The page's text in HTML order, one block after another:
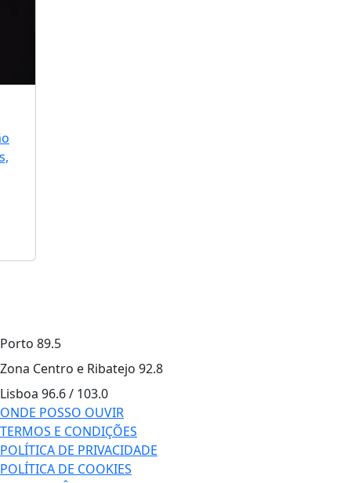
Porto 89.5
Zona Centro e Ribatejo 92.8
Lisboa 96.6 / 103.0
ONDE POSSO OUVIR
TERMOS E CONDIÇÕES
POLÍTICA DE PRIVACIDADE
POLÍTICA DE COOKIES